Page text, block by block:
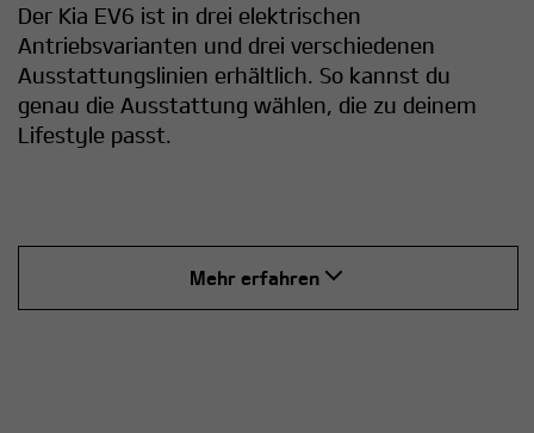
Der Kia EV6 ist in drei elektrischen
Antriebsvarianten und drei verschiedenen
Ausstattungslinien erhältlich. So kannst du
genau die Ausstattung wählen, die zu deinem
Lifestyle passt.
Mehr erfahren